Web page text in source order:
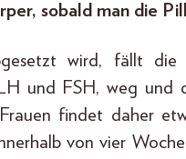
sobald man die
wird, fällt die
und FSH, weg
findet daher
von vier